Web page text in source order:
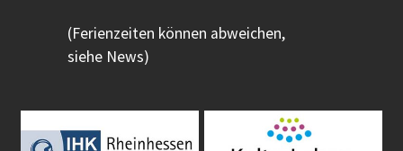
(Ferienzeiten können abweichen,
siehe News)